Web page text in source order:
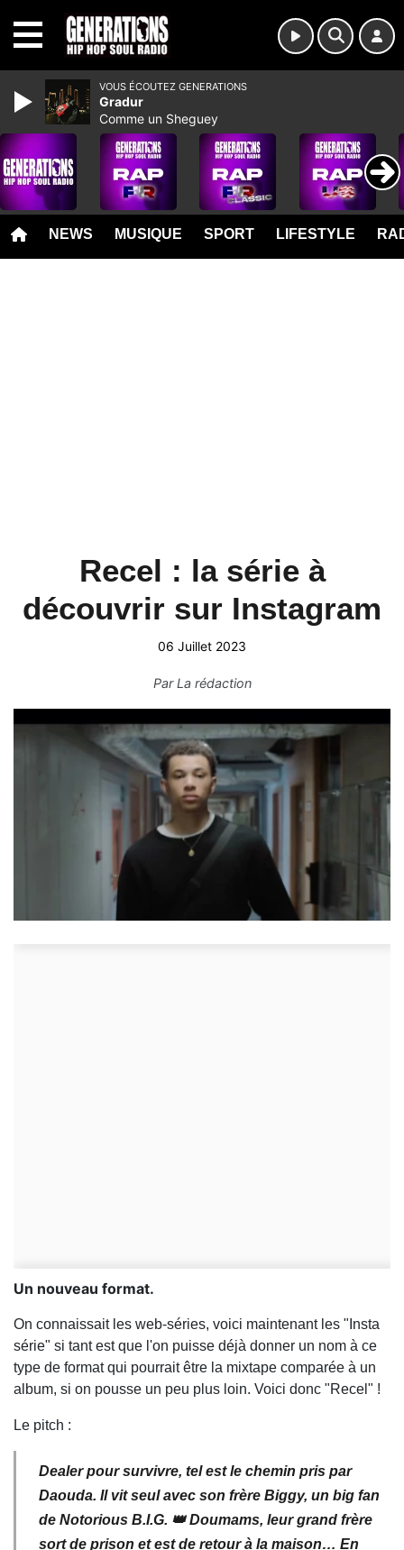
NEWS MUSIQUE SPORT LIFESTYLE
Recel : la série à
découvrir sur Instagram
06 Juillet 2023
ParLa rédaction
Un nouveau format.
On connaissait les web-séries, voici maintenant les "Insta
série" si tant est que l'on puisse déjà donner un nom à ce
type de format qui pourrait être la mixtape comparée à un
album, si on pousse un peu plus loin. Voici donc "Recel" !
Le pitch :
Dealer pour survivre, tel est le chemin pris par
Daouda. Il vit seul avec son frère Biggy, un big fan
de Notorious B.I.G. 👑 Doumams, leur grand frère
sort de prison et est de retour à la maison… En
VOUS ÉCOUTEZ GENERATIONS
Gradur
Comme un Sheguey